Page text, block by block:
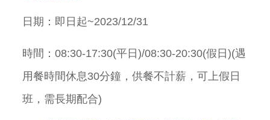
日期：即日起~2023/12/31
時間：08:30-17:30(平日)/08:30-20:30(假日)(遇
用餐時間休息30分鐘，供餐不計薪，可上假日
班，需長期配合)